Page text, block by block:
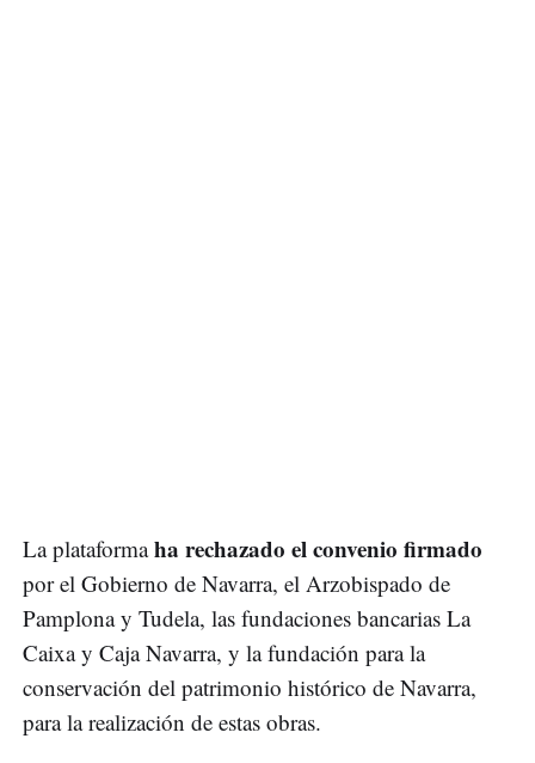
La plataformaha rechazado el convenio firmado
por el Gobierno de Navarra, el Arzobispado de
Pamplona y Tudela, las fundaciones bancarias La
Caixa y Caja Navarra, y la fundación para la
conservación del patrimonio histórico de Navarra,
para la realización de estas obras.